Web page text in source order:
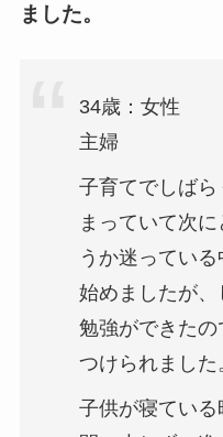
ました。
34歳：女性
主婦
子育てでしばら
まっていて次
うか迷ってい
始めましたが
勉強ができた
つけられました
子供が寝てい